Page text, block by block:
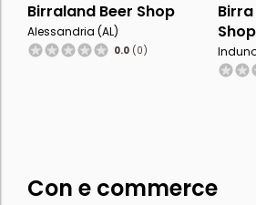
Birraland Beer Shop
Alessandria (AL)
0.0 (0)
Shop
Con e commerce